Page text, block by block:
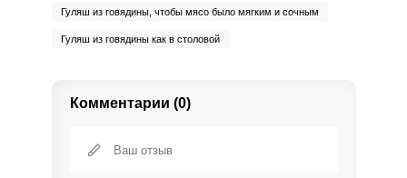
Гуляш из говядины, чтобы мясо было мягким и сочным
Гуляш из говядины как в столовой
Комментарии (0)